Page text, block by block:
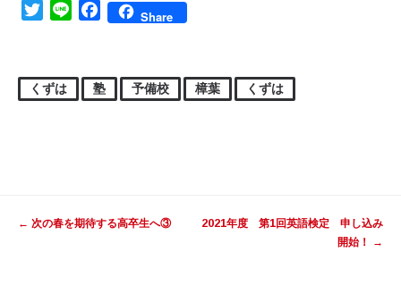
TwitterLine FacebookShare
くずは 塾 予備校 樟葉 くずは
← 次の春を期待する高卒生へ③
2021年度 第1回英語検定 申し込み
開始！
→